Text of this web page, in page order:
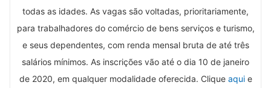
todas as idades. As vagas são voltadas, prioritariamente,
para trabalhadores do comércio de bens serviços e turismo,
e seus dependentes, com renda mensal bruta de até três
salários mínimos. As inscrições vão até o dia 10 de janeiro
de 2020, em qualquer modalidade oferecida. Clique aquie